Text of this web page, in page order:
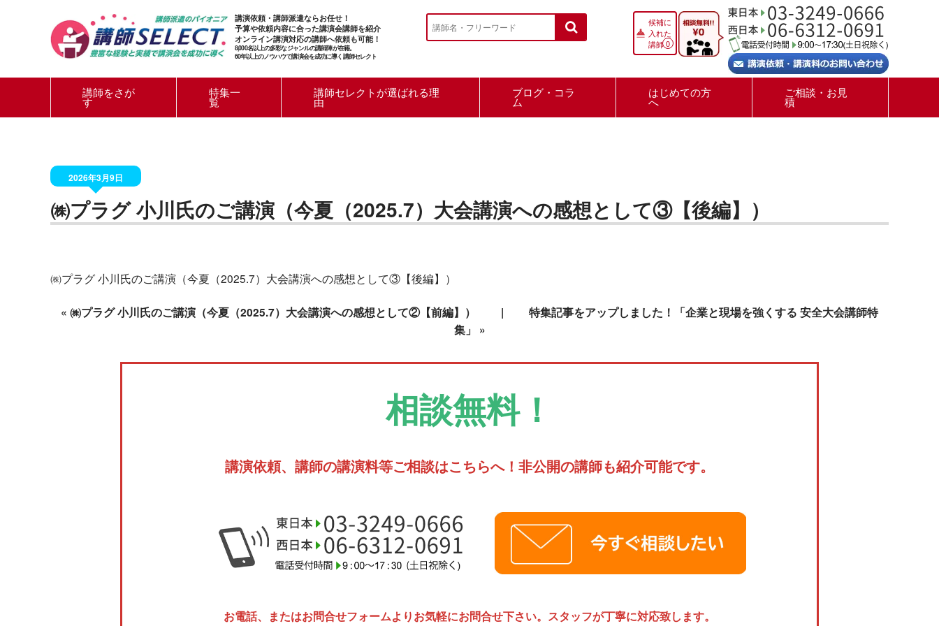
講演依頼・講師派遣ならお任せ！
予算や依頼内容に合った講演会講師を紹介
オンライン講演対応の講師へ依頼も可能！
8,000名以上の多彩なジャンルの講師陣が在籍。
60年以上のノウハウで講演会を成功に導く講師セレクト
候補に
入れた
講師0
講師をさが
す
特集一
覧
講師セレクトが選ばれる理
由
ブログ・コラ
ム
はじめての方
へ
ご相談・お見
積
2026年3月9日
㈱プラグ 小川氏のご講演（今夏（2025.7）大会講演への感想として③【後編】）
㈱プラグ 小川氏のご講演（今夏（2025.7）大会講演への感想として③【後編】）
« ㈱プラグ 小川氏のご講演（今夏（2025.7）大会講演への感想として②【前編】） | 特集記事をアップしました！「企業と現場を強くする 安全大会講師特
集」
»
相談無料！
講演依頼、講師の講演料等ご相談はこちらへ！非公開の講師も紹介可能です。
お電話、またはお問合せフォームよりお気軽にお問合せ下さい。スタッフが丁寧に対応致します。